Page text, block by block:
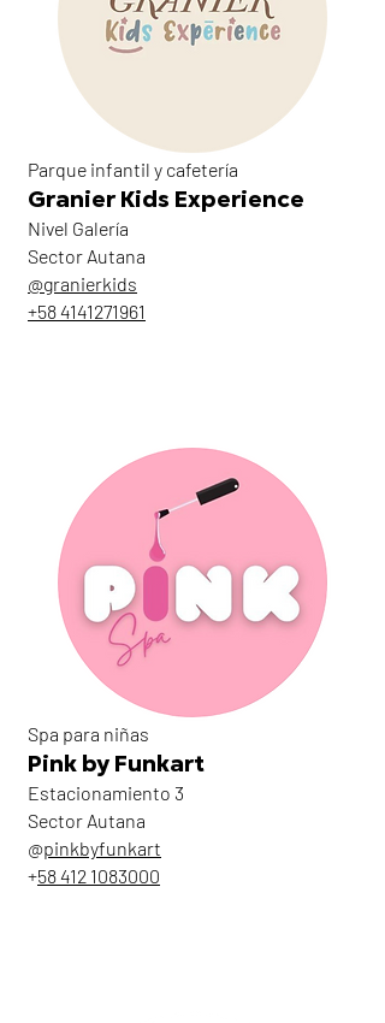
Parque infantil y cafetería
Granier Kids Experience
Nivel Galería
Sector Autana
@granierkids
+58 4141271961
Spa para niñas
Pink by Funkart
Estacionamiento 3
Sector Autana
@pinkbyfunkart
+58 412 1083000